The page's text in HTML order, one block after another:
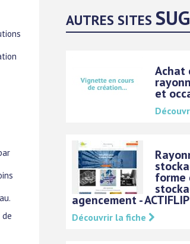
AUTRES SITES
Achat
et
forme
agencement - ACTIFLIP
Découvrir la fiche